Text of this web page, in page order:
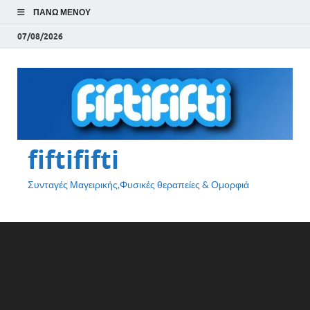
ΠΆΝΩ ΜΕΝΟΎ
07/08/2026
fiftififti
Συνταγές Μαγειρικής,Φυσικές θεραπείες & Ομορφιά